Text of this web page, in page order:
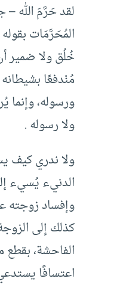
لقد حَرَّمَ الله
خُلُق ولا ضمير
مُنْدفعًا
ورسوله، وإنما
ولا رسوله .
ولا ندري كيف
الدنيء يُسيء
وإفساد زوجته
كذلك إلى
الفاحشة، بقطع
اعتسافًا